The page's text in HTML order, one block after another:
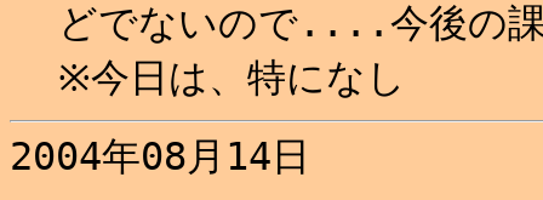
どでないので....今後の
※今日は、特になし
2004年08月14日